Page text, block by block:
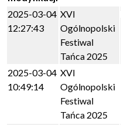
2025-03-04
12:27:43
XVI
Ogólnopolski
Festiwal
Tańca 2025
2025-03-04
10:49:14
XVI
Ogólnopolski
Festiwal
Tańca 2025